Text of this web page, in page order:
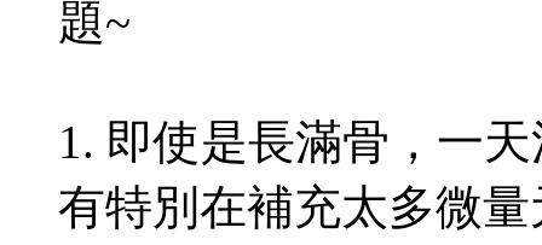
題~
1. 即使是長滿骨，一
有特別在補充太多微